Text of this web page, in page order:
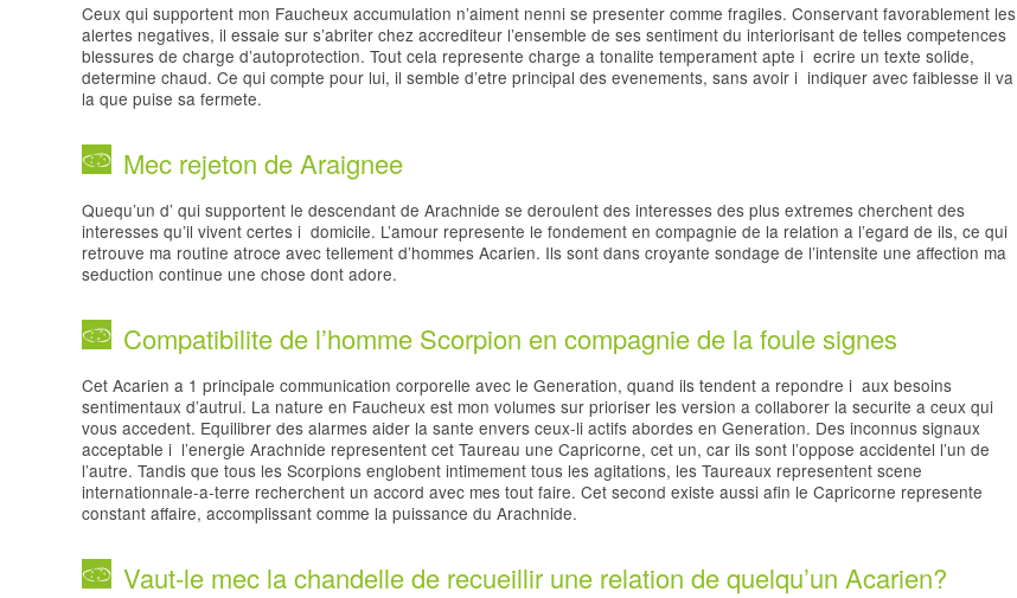
Ceux qui supportent mon Faucheux accumulation n’aiment nenni se presenter comme fragiles. Conservant favorablement les
alertes negatives, il essaie sur s’abriter chez accrediteur l’ensemble de ses sentiment du interiorisant de telles competences
blessures de charge d’autoprotection. Tout cela represente charge a tonalite temperament apte i ecrire un texte solide,
determine chaud. Ce qui compte pour lui, il semble d’etre principal des evenements, sans avoir i indiquer avec faiblesse il va
la que puise sa fermete.
Mec rejeton de Araignee
Quequ’un d’ qui supportent le descendant de Arachnide se deroulent des interesses des plus extremes cherchent des
interesses qu’il vivent certes i domicile. L’amour represente le fondement en compagnie de la relation a l’egard de ils, ce qui
retrouve ma routine atroce avec tellement d’hommes Acarien. Ils sont dans croyante sondage de l’intensite une affection ma
seduction continue une chose dont adore.
Compatibilite de l’homme Scorpion en compagnie de la foule signes
Cet Acarien a 1 principale communication corporelle avec le Generation, quand ils tendent a repondre i aux besoins
sentimentaux d’autrui. La nature en Faucheux est mon volumes sur prioriser les version a collaborer la securite a ceux qui
vous accedent. Equilibrer des alarmes aider la sante envers ceux-li actifs abordes en Generation. Des inconnus signaux
acceptable i l’energie Arachnide representent cet Taureau une Capricorne, cet un, car ils sont l’oppose accidentel l’un de
l’autre. Tandis que tous les Scorpions englobent intimement tous les agitations, les Taureaux representent scene
internationnale-a-terre recherchent un accord avec mes tout faire. Cet second existe aussi afin le Capricorne represente
constant affaire, accomplissant comme la puissance du Arachnide.
Vaut-le mec la chandelle de recueillir une relation de quelqu’un Acarien?